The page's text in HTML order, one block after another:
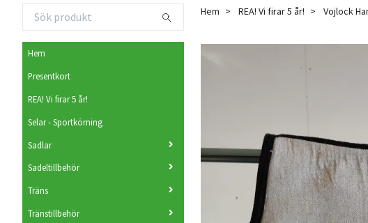
Hem
Presentkort
REA! Vi firar 5 år!
Selar - Sportkörning
Sadlar
Sadeltillbehör
Träns
Tränstillbehör
Hem REA! Vi firar 5 år! Vojlock